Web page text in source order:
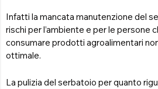
Infatti la mancata manutenzione del
rischi per l’ambiente e per le persone
consumare prodotti agroalimentari
ottimale.
La pulizia del serbatoio per quanto